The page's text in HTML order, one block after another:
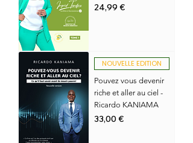
Prix
24,99 €
NOUVELLE EDITION
Pouvez vous devenir
riche et aller au ciel -
Ricardo KANIAMA
Prix
33,00 €